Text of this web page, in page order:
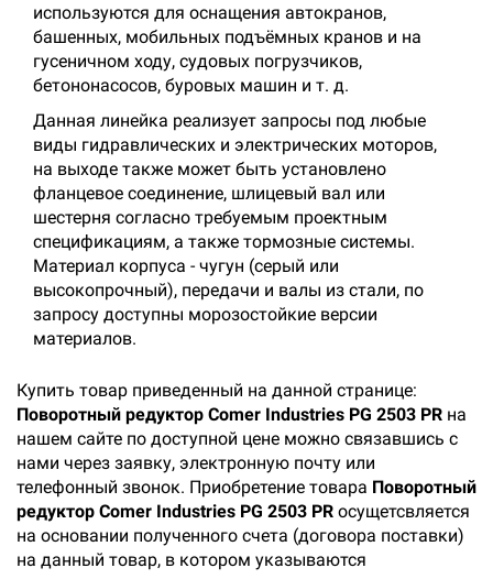
используются для оснащения автокранов,
башенных, мобильных подъёмных кранов и на
гусеничном ходу, судовых погрузчиков,
бетононасосов, буровых машин и т. д.
Данная линейка реализует запросы под любые
виды гидравлических и электрических моторов,
на выходе также может быть установлено
фланцевое соединение, шлицевый вал или
шестерня согласно требуемым проектным
спецификациям, а также тормозные системы.
Материал корпуса - чугун (серый или
высокопрочный), передачи и валы из стали, по
запросу доступны морозостойкие версии
материалов.
Купить товар приведенный на данной странице:
Поворотный редуктор Comer Industries PG 2503 PR на
нашем сайте по доступной цене можно связавшись с
нами через заявку, электронную почту или
телефонный звонок. Приобретение товара Поворотный
редуктор Comer Industries PG 2503 PR осущетсвляется
на основании полученного счета (договора поставки)
на данный товар, в котором указываются